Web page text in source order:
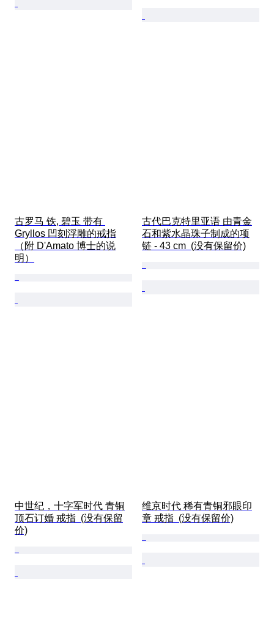
古罗马 铁, 碧玉 带有
Gryllos 凹刻浮雕的戒指
（附 D'Amato 博士的说
明）
古代巴克特里亚语 由青金
石和紫水晶珠子制成的项
链 - 43 cm  (没有保留价)
中世纪，十字军时代 青铜
顶石订婚 戒指  (没有保留
价)
维京时代 稀有青铜邪眼印
章 戒指  (没有保留价)